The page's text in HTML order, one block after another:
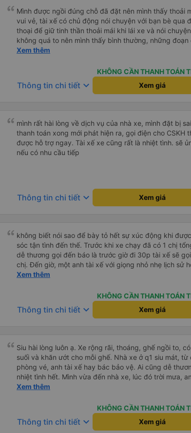
Mình được ngồi đúng chỗ đã đặt nên mình thấy thoải
vui vẻ, tài xế có chủ động nói chuyện với bạn bè qua
thoại để giữ tinh thần thoải mái khi lái xe và nói chuyện
không quá to nên mình thấy bình thường, những đoạn
tập trung như vào đường đèo thì tài xế ngừng lại để tập
và phí mình tự trả. Không rõ có được hỗ trợ không
cũng vài chục nên mình ngại hỏi. Xe khá sạch, thoải mái
không mùi nhiều.
Xem thêm
KHÔNG CẦN THANH TOÁN
Thông tin chi tiết keyboard_arrow_down Xem giá
mình rất hài lòng về dịch vụ của nhà xe, mình đặt bị
thanh toán xong mới phát hiện ra, gọi điện cho CSKH
được hỗ trợ ngay. Tài xế xe cũng rất là nhiệt tình. sẽ
nếu có nhu cầu tiếp
Thông tin chi tiết keyboard_arrow_down Xem giá
không biết nói sao để bày tỏ hết sự xúc động khi
sóc tận tình đến thế. Trước khi xe chạy đã có 1 chị
dễ thương gọi đến báo là trước giờ đi 30p tài xế sẽ
chị. Đến giờ, một anh tài xế với giọng nhỏ nhẹ lịch sử
ở chỗ nào e đến đón. Tuy đường hơi đông nhưng anh
khác trên xe nhưng xe lại đi rất êm, không dằn sốc gì
Mình để ý lần nào gọi khách anh tài xế cũng với cái
nhỏ nhẹ đó đón khách, không như các xe khác mình
Xem thêm
KHÔNG CẦN THANH TOÁN
Thông tin chi tiết keyboard_arrow_down Xem giá
Siu hài lòng luôn ạ. Xe rộng rãi, thoáng, ghế ngồi to,
suối và khăn ướt cho mỗi ghế. Nhà xe ở q1 siu mát, từ
phòng vé, anh tài xế hay bác bảo vệ. Ai cũng dễ
nhiệt tình hết. Mình vừa đến nhà xe, lúc đó trời mưa,
nhân viên lập tức bung dù che cho mình vào nhà xe
lúc đến tận nơi lun. Đến Vũng Tàu còn được chở đến
mình sẽ ở (The Sóng) mà k mất thêm phí và cũng
đổi xe để trung chuyển gì luôn. Sau khi đặt vé, nhà xe
Xem thêm
KHÔNG CẦN THANH TOÁN
Thông tin chi tiết keyboard_arrow_down Xem giá